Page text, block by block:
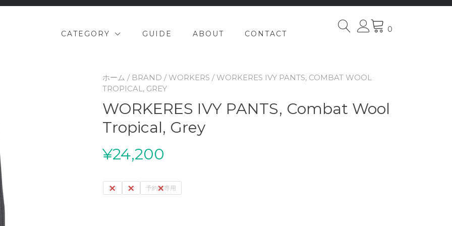
CATEGORY GUIDE ABOUT CONTACT 0
ホーム / BRAND /WORKERS / WORKERES IVY PANTS, COMBAT WOOL
TROPICAL, GREY
WORKERES IVY PANTS, Combat Wool
Tropical, Grey
¥24,200
30 32 予約者専用